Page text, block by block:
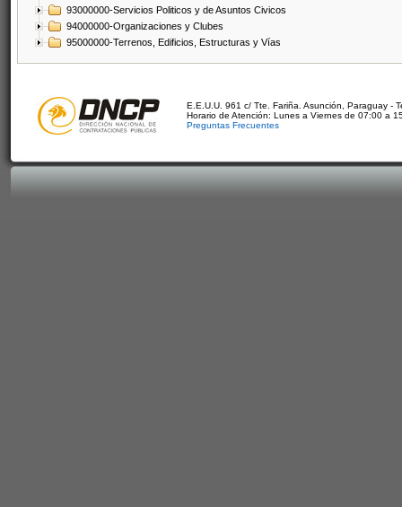
93000000-Servicios Politicos y de Asuntos Civicos
94000000-Organizaciones y Clubes
95000000-Terrenos, Edificios, Estructuras y Vías
E.E.U.U. 961 c/ Tte. Fariña. Asunción, Paraguay -
Horario de Atención: Lunes a Viernes de 07:00 a
Preguntas Frecuentes